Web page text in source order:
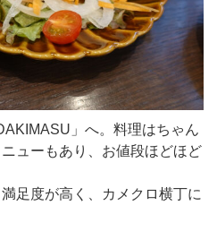
」へ。料理はちゃん
ューもあり、お値段ほどほど
足度が高く、カメクロ横丁に